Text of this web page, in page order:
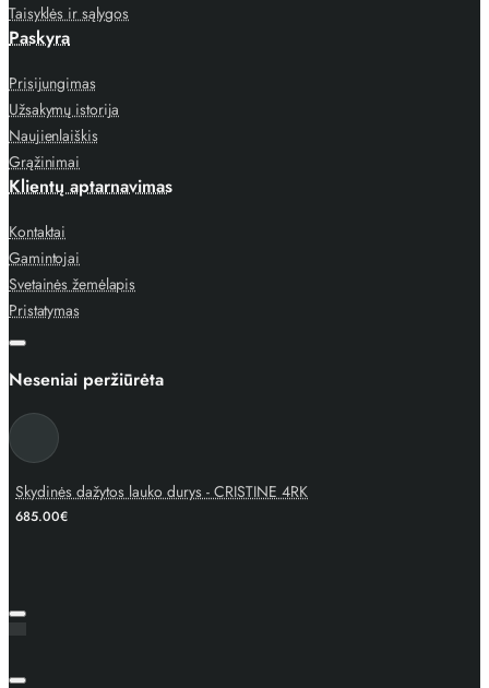
Taisyklės ir sąlygos
Paskyra
Prisijungimas
Užsakymų istorija
Naujienlaiškis
Grąžinimai
Klientų aptarnavimas
Kontaktai
Gamintojai
Svetainės žemėlapis
Pristatymas
Neseniai peržiūrėta
Skydinės dažytos lauko durys - CRISTINE 4RK
685.00€